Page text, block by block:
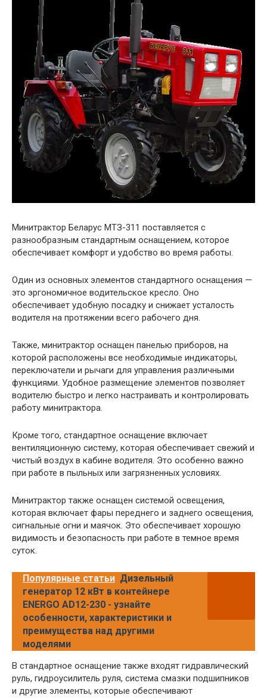
Минитрактор Беларус МТЗ-311 поставляется с
разнообразным стандартным оснащением, которое
обеспечивает комфорт и удобство во время работы.
Один из основных элементов стандартного оснащения —
это эргономичное водительское кресло. Оно
обеспечивает удобную посадку и снижает усталость
водителя на протяжении всего рабочего дня.
Также, минитрактор оснащен панелью приборов, на
которой расположены все необходимые индикаторы,
переключатели и рычаги для управления различными
функциями. Удобное размещение элементов позволяет
водителю быстро и легко настраивать и контролировать
работу минитрактора.
Кроме того, стандартное оснащение включает
вентиляционную систему, которая обеспечивает свежий и
чистый воздух в кабине водителя. Это особенно важно
при работе в пыльных или загрязненных условиях.
Минитрактор также оснащен системой освещения,
которая включает фары переднего и заднего освещения,
сигнальные огни и маячок. Это обеспечивает хорошую
видимость и безопасность при работе в темное время
суток.
Популярные статьи Дизельный
генератор 12 кВт в контейнере
ENERGO AD12-230 - узнайте
особенности, характеристики и
преимущества над другими
моделями
В стандартное оснащение также входят гидравлический
руль, гидроусилитель руля, система смазки подшипников
и другие элементы, которые обеспечивают